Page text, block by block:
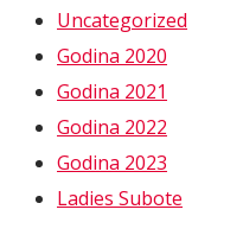
Uncategorized
Godina 2020
Godina 2021
Godina 2022
Godina 2023
Ladies Subote